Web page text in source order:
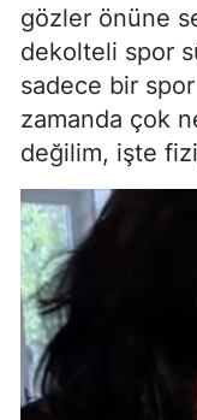
gözler önüne
dekolteli spor
sadece bir spor
zamanda çok
değilim, işte